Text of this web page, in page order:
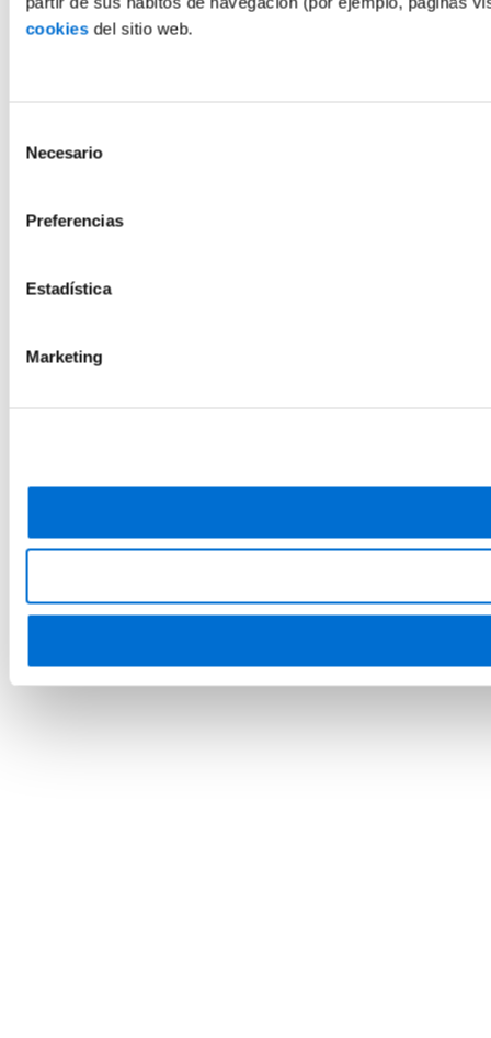
cookiesdel sitio web.
Necesario
Preferencias
Estadística
Marketing